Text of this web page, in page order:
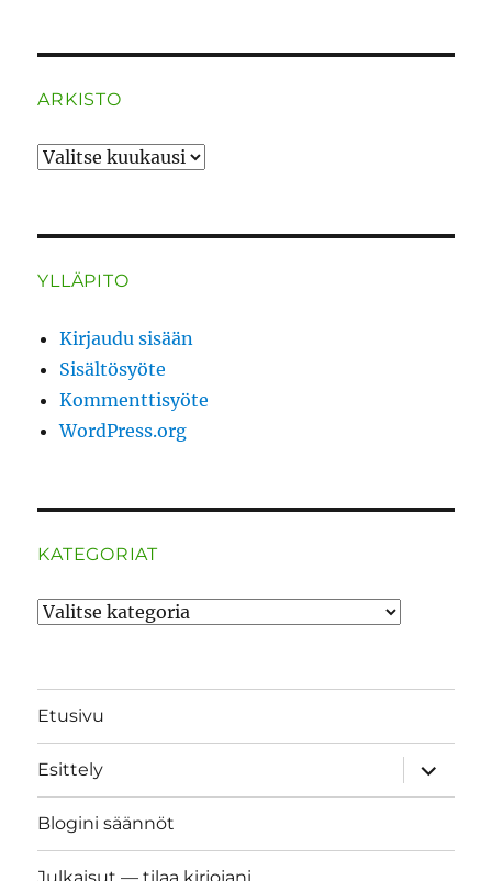
ARKISTO
ARKISTO
YLLÄPITO
Kirjaudu sisään
Sisältösyöte
Kommenttisyöte
WordPress.org
KATEGORIAT
Kategoriat
Etusivu
Esittely
näytä
Blogini säännöt